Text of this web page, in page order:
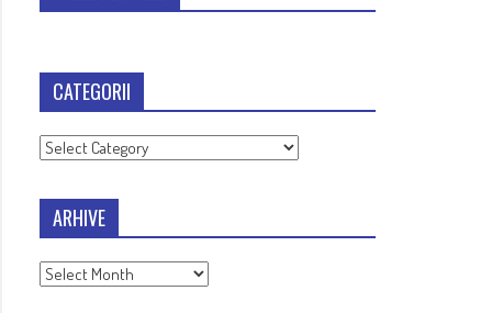
CATEGORII
Categorii
ARHIVE
Arhive